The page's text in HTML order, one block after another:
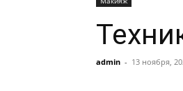
admin - 13 ноября,